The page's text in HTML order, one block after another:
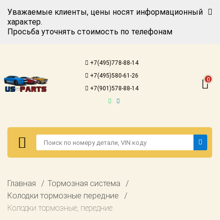
Уважаемые клиенты, цены носят информационный
характер.
Просьба уточнять стоимость по телефонам
+7(495)778-88-14
+7(495)580-61-26
+7(901)578-88-14
0
Авторизация
американских
автомобилей
запросу
техобслуживание
Регистрация
Главная
Тормозная система
Колодки тормозные передние
Колодки тормозные, передние